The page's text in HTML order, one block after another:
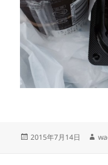
投
2015年7月14日
作